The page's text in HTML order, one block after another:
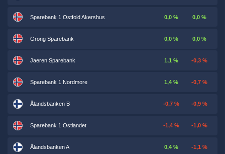
Sparebank 1 Ostfold Akershus 0,0 % 0,0 %
Grong Sparebank 0,0 % 0,0 %
Jaeren Sparebank 1,1 % -0,3 %
Sparebank 1 Nordmore 1,4 % -0,7 %
Ålandsbanken B -0,7 % -0,9 %
Sparebank 1 Ostlandet -1,4 % -1,0 %
Ålandsbanken A 0,4 % -1,1 %